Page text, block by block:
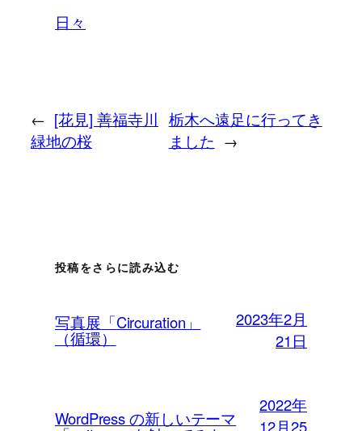
日々
← [花見] 善福寺川
緑地の桜
栃木へ遠足に行ってき
ました →
投稿をさらに読み込む
写真展「Circuration」
（循環）
2023年2月
21日
WordPress の新しいテーマ
2022年
12月25